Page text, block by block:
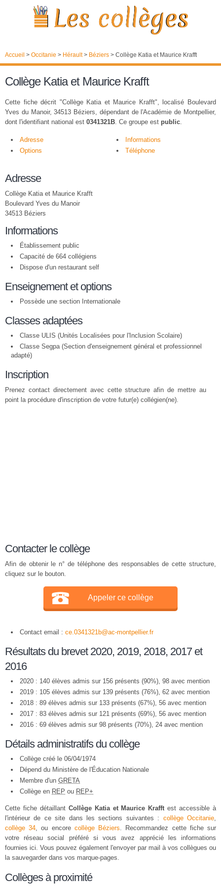
Accueil > Occitanie > Hérault> Béziers > Collège Katia et Maurice Krafft
Collège Katia et Maurice Krafft
Cette fiche décrit "Collège Katia et Maurice Krafft", localisé Boulevard
Yves du Manoir, 34513 Béziers, dépendant de l'Académie de Montpellier,
dont l'identifiant national est 0341321B. Ce groupe est public.
Adresse
Informations
Options
Téléphone
Adresse
Collège Katia et Maurice Krafft
Boulevard Yves du Manoir
34513 Béziers
Informations
Établissement public
Capacité de 664 collégiens
Dispose d'un restaurant self
Enseignement et options
Possède une section Internationale
Classes adaptées
Classe ULIS (Unités Localisées pour l'Inclusion Scolaire)
Classe Segpa (Section d'enseignement général et professionnel
adapté)
Inscription
Prenez contact directement avec cette structure afin de mettre au
point la procédure d'inscription de votre futur(e) collégien(ne).
Contacter le collège
Afin de obtenir le n° de téléphone des responsables de cette structure,
cliquez sur le bouton.
Appeler ce collège
Contact email : ce.0341321b@ac-montpellier.fr
Résultats du brevet 2020, 2019, 2018, 2017 et
2016
2020 : 140 élèves admis sur 156 présents (90%), 98 avec mention
2019 : 105 élèves admis sur 139 présents (76%), 62 avec mention
2018 : 89 élèves admis sur 133 présents (67%), 56 avec mention
2017 : 83 élèves admis sur 121 présents (69%), 56 avec mention
2016 : 69 élèves admis sur 98 présents (70%), 24 avec mention
Détails administratifs du collège
Collège créé le 06/04/1974
Dépend du Ministère de l'Éducation Nationale
Membre d'un GRETA
Collège en REP ou REP+
Cette fiche détaillant Collège Katia et Maurice Krafftest accessible à
l'intérieur de ce site dans les sections suivantes : collège Occitanie,
collège 34, ou encore collège Béziers. Recommandez cette fiche sur
votre réseau social préféré si vous avez apprécié les informations
fournies ici. Vous pouvez également l'envoyer par mail à vos collègues ou
la sauvegarder dans vos marque-pages.
Collèges à proximité